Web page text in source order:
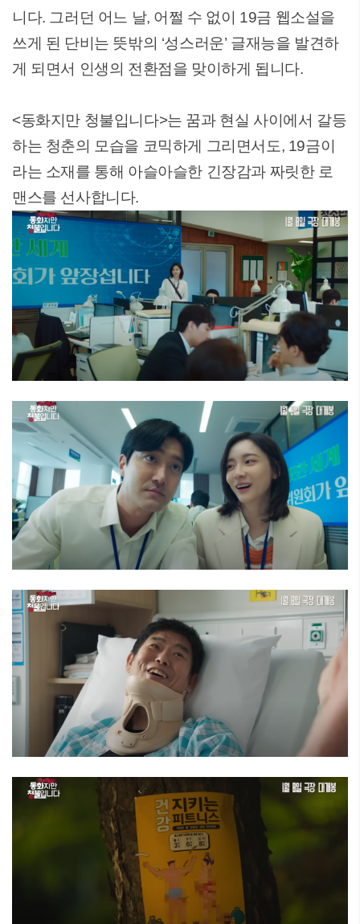
니다. 그러던 어느 날, 어쩔 수 없이 19금 웹소설을
쓰게 된 단비는 뜻밖의 ‘성스러운’ 글재능을 발견하
게 되면서 인생의 전환점을 맞이하게 됩니다.
<동화지만 청불입니다>는 꿈과 현실 사이에서 갈등
하는 청춘의 모습을 코믹하게 그리면서도, 19금이
라는 소재를 통해 아슬아슬한 긴장감과 짜릿한 로
맨스를 선사합니다.